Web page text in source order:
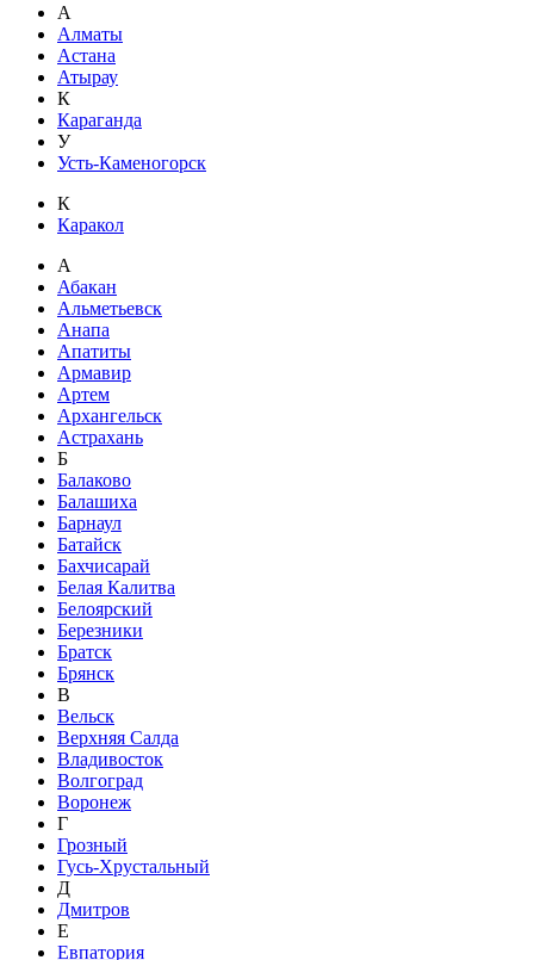
А
Алматы
Астана
Атырау
К
Караганда
У
Усть-Каменогорск
К
Каракол
А
Абакан
Альметьевск
Анапа
Апатиты
Армавир
Артем
Архангельск
Астрахань
Б
Балаково
Балашиха
Барнаул
Батайск
Бахчисарай
Белая Калитва
Белоярский
Березники
Братск
Брянск
В
Вельск
Верхняя Салда
Владивосток
Волгоград
Воронеж
Г
Грозный
Гусь-Хрустальный
Д
Дмитров
Е
Евпатория